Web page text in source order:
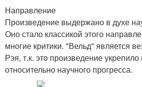
Направление
Произведение выдержано в духе
Оно стало классикой этого
многие критики. "Вельд" является
Рэя, т.к. это произведение
относительно научного прогресса.